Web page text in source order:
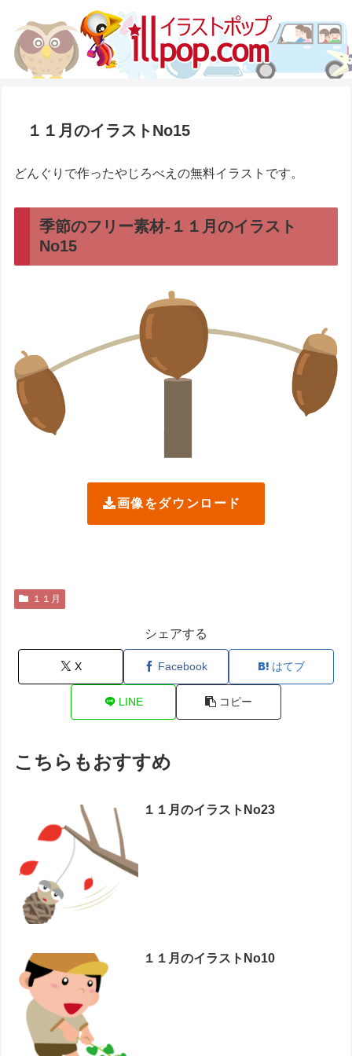
１１月のイラストNo15
どんぐりで作ったやじろべえの無料イラストです。
季節のフリー素材-１１月のイラスト
No15
画像をダウンロード
１１月
シェアする
X Facebook はてブ
LINE コピー
こちらもおすすめ
１１月のイラストNo23
１１月のイラストNo10